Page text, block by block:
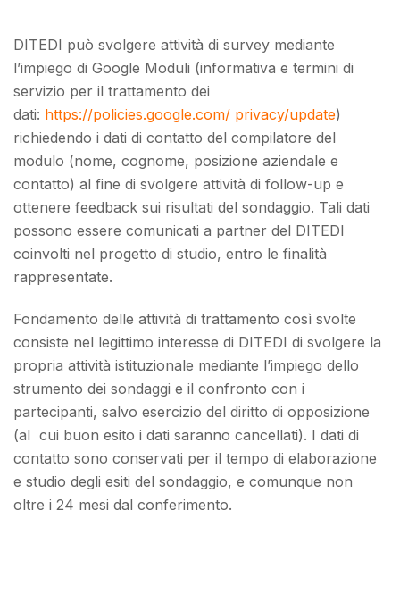
DITEDI può svolgere attività di survey mediante
l’impiego di Google Moduli (informativa e termini di
servizio per il trattamento dei
dati: https://policies.google.com/ privacy/update)
richiedendo i dati di contatto del compilatore del
modulo (nome, cognome, posizione aziendale e
contatto) al fine di svolgere attività di follow-up e
ottenere feedback sui risultati del sondaggio. Tali dati
possono essere comunicati a partner del DITEDI
coinvolti nel progetto di studio, entro le finalità
rappresentate.
Fondamento delle attività di trattamento così svolte
consiste nel legittimo interesse di DITEDI di svolgere la
propria attività istituzionale mediante l’impiego dello
strumento dei sondaggi e il confronto con i
partecipanti, salvo esercizio del diritto di opposizione
(al cui buon esito i dati saranno cancellati). I dati di
contatto sono conservati per il tempo di elaborazione
e studio degli esiti del sondaggio, e comunque non
oltre i 24 mesi dal conferimento.